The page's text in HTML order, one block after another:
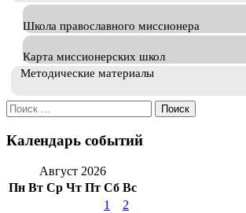
Школа православного миссионера
Карта миссионерских школ
Методические материалы
Искать:
Календарь событий
Август 2026
Пн Вт Ср Чт Пт Сб Вс
1
2